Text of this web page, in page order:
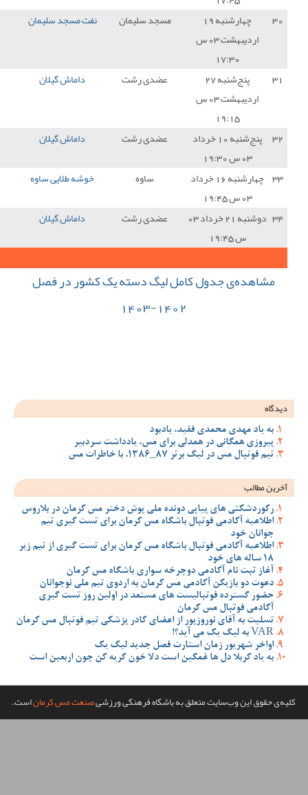
سلیمان نفت مسجد سلیمان 2 - 2 داماش گیلان
رشت داماش گیلان 4 - 1 مس سونگون
رشت داماش گیلان 1 - 1 نفت و گاز گچساران
خوشه طلایی ساوه 0 - 3 داماش گیلان
رشت داماش گیلان 2 - 2 سایپا
دسته یک کشور در فصل
مس، یادداشت سردبیر
پوش دختر مس کرمان در بلاروس
مس کرمان برای تست گیری تیم
مس کرمان برای تست گیری از تیم زیر
باشگاه مس کرمان
به اردوی تیم ملی نوجوانان
در اولین روز تست گیری
کادر پزشکی تیم فوتبال مس کرمان
جدید لیگ یک
خون گریه کن چون اربعین است
فرهنگی ورزشیصنعت مس کرماناست.